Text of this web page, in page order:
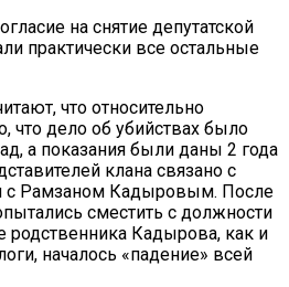
на снятие депутатской
практически все остальные
что относительно
что дело об убийствах было
а показания были даны 2 года
клана связано с
с Рамзаном Кадыровым. После
сместить с должности
родственника Кадырова, как и
началось «падение» всей